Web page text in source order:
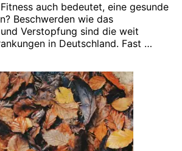
auch bedeutet, eine gesunde
Beschwerden wie das
Verstopfung sind die weit
in Deutschland. Fast …